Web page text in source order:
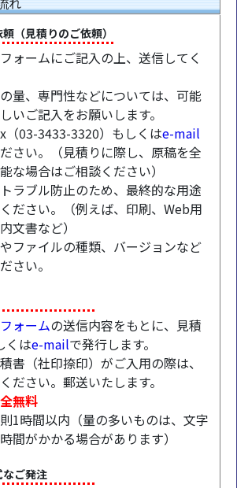
（見積りのご依頼）
ォームにご記入の上、送信してく
量、専門性などについては、可能
いご記入をお願いします。
（03-3433-3320）もしくはe-mail
さい。（見積りに際し、原稿を全
な場合はご相談ください）
ラブル防止のため、最終的な用途
ださい。（例えば、印刷、Web用
文書など）
ファイルの種類、バージョンなど
さい。
ォームの送信内容をもとに、見積
くはe-mailで発行します。
書（社印捺印）がご入用の際は、
ださい。郵送いたします。
無料
1時間以内（量の多いものは、文字
間がかかる場合があります）
なご発注